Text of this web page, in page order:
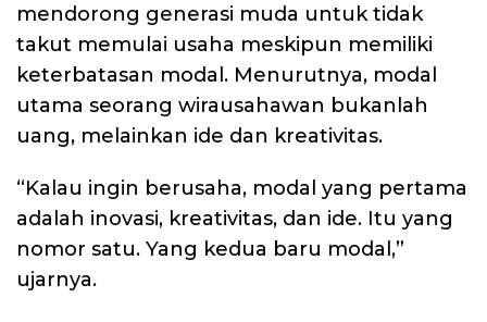
mendorong generasi muda untuk tidak
takut memulai usaha meskipun memiliki
keterbatasan modal. Menurutnya, modal
utama seorang wirausahawan bukanlah
uang, melainkan ide dan kreativitas.
“Kalau ingin berusaha, modal yang pertama
adalah inovasi, kreativitas, dan ide. Itu yang
nomor satu. Yang kedua baru modal,”
ujarnya.